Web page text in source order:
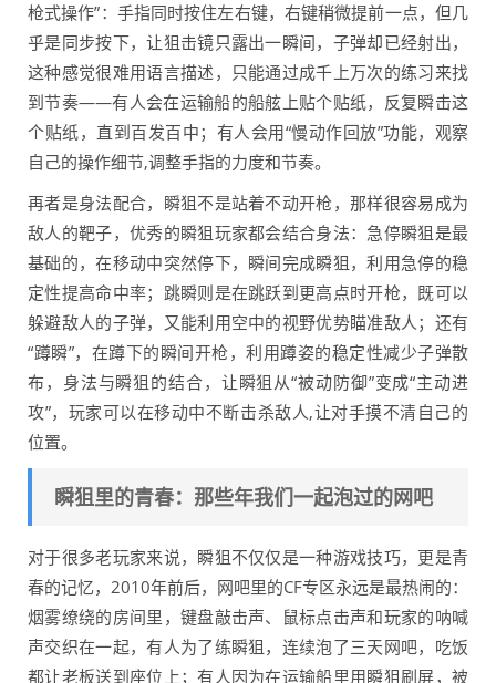
枪式操作”：手指同时按住左右键，右键稍微提前一点，但几
乎是同步按下，让狙击镜只露出一瞬间，子弹却已经射出，
这种感觉很难用语言描述，只能通过成千上万次的练习来找
到节奏——有人会在运输船的船舷上贴个贴纸，反复瞬击这
个贴纸，直到百发百中；有人会用“慢动作回放”功能，观察
自己的操作细节,调整手指的力度和节奏。
再者是身法配合，瞬狙不是站着不动开枪，那样很容易成为
敌人的靶子，优秀的瞬狙玩家都会结合身法：急停瞬狙是最
基础的，在移动中突然停下，瞬间完成瞬狙，利用急停的稳
定性提高命中率；跳瞬则是在跳跃到更高点时开枪，既可以
躲避敌人的子弹，又能利用空中的视野优势瞄准敌人；还有
“蹲瞬”，在蹲下的瞬间开枪，利用蹲姿的稳定性减少子弹散
布，身法与瞬狙的结合，让瞬狙从“被动防御”变成“主动进
攻”，玩家可以在移动中不断击杀敌人,让对手摸不清自己的
位置。
瞬狙里的青春：那些年我们一起泡过的网吧
对于很多老玩家来说，瞬狙不仅仅是一种游戏技巧，更是青
春的记忆，2010年前后，网吧里的CF专区永远是最热闹的：
烟雾缭绕的房间里，键盘敲击声、鼠标点击声和玩家的呐喊
声交织在一起，有人为了练瞬狙，连续泡了三天网吧，吃饭
都让老板送到座位上；有人因为在运输船里用瞬狙刷屏，被